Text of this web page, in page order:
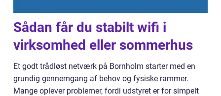
Sådan får du stabilt wifi i
virksomhed eller sommerhus
Et godt trådløst netværk på Bornholm starter med en
grundig gennemgang af behov og fysiske rammer.
Mange oplever problemer, fordi udstyret er for simpelt